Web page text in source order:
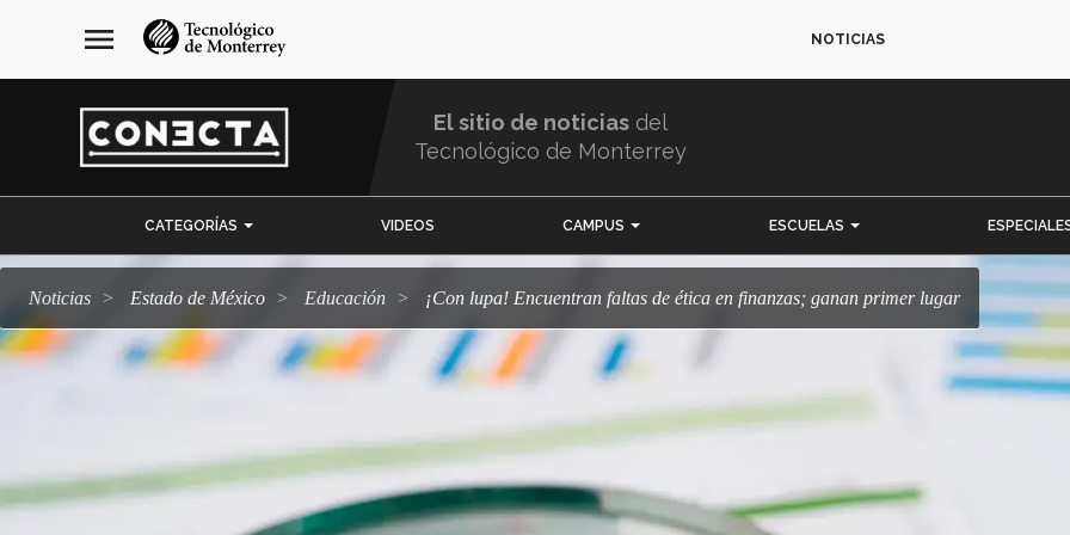
navegación
principal
menu NOTICIAS
El sitio de noticias del
Tecnológico de Monterrey
CATEGORÍAS VIDEOS CAMPUS ESCUELAS
Noticias Estado de México Educación ¡Con lupa! Encuentran faltas de ética en finanzas; ganan primer lugar